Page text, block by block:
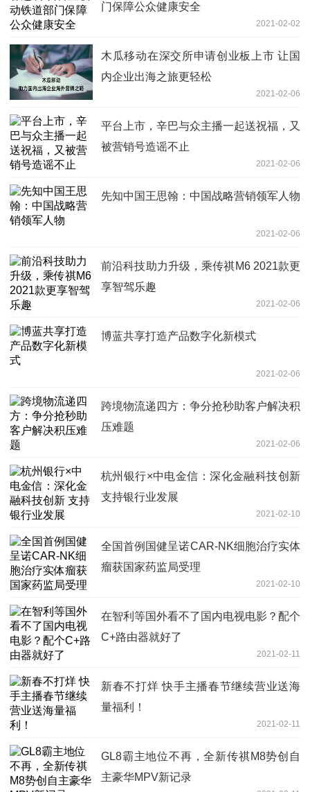
门保障公众健康安全
2021-02-02
木瓜移动在深交所申请创业板上市 让国
内企业出海之旅更轻松
2021-02-06
平台上市，辛巴与众主播一起送祝福，又
被营销号造谣不止
2021-02-06
先知中国王思翰：中国战略营销领军人物
2021-02-06
前沿科技助力升级，乘传祺M6 2021款更
享智驾乐趣
2021-02-06
博蓝共享打造产品数字化新模式
2021-02-06
跨境物流递四方：争分抢秒助客户解决积
压难题
2021-02-06
杭州银行×中电金信：深化金融科技创新
支持银行业发展
2021-02-10
全国首例国健呈诺CAR-NK细胞治疗实体
瘤获国家药监局受理
2021-02-10
在智利等国外看不了国内电视电影？配个
C+路由器就好了
2021-02-11
新春不打烊 快手主播春节继续营业送海
量福利！
2021-02-11
GL8霸主地位不再，全新传祺M8势创自
主豪华MPV新记录